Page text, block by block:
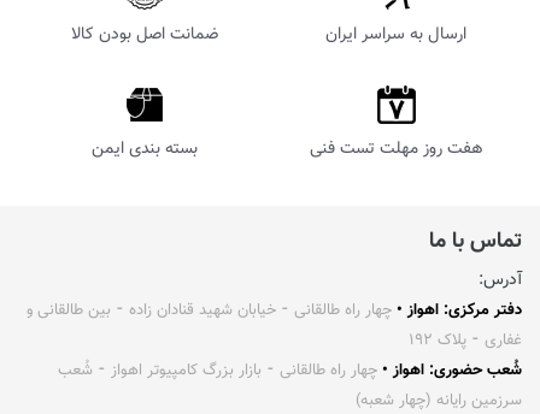
ارسال به سراسر ایران ضمانت اصل بودن کالا
هفت روز مهلت تست فنی بسته بندی ایمن
تماس با ما
آدرس:
دفتر مرکزی: اهواز • چهار راه طالقانی ⁃ خیابان شهید قنادان زاده ⁃ بین طالقانی و
غفاری ⁃ پلاک ۱۹۲
شُعب حضوری: اهواز • چهار راه طالقانی ⁃ بازار بزرگ کامپیوتر اهواز ⁃ شُعب
سرزمین رایانه (چهار شعبه)